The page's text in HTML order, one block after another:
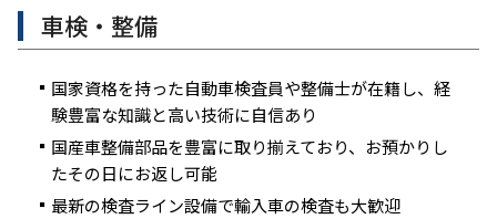
車検・整備
国家資格を持った自動車検査員や整備士が在籍し、経
験豊富な知識と高い技術に自信あり
国産車整備部品を豊富に取り揃えており、お預かりし
たその日にお返し可能
最新の検査ライン設備で輸入車の検査も大歓迎